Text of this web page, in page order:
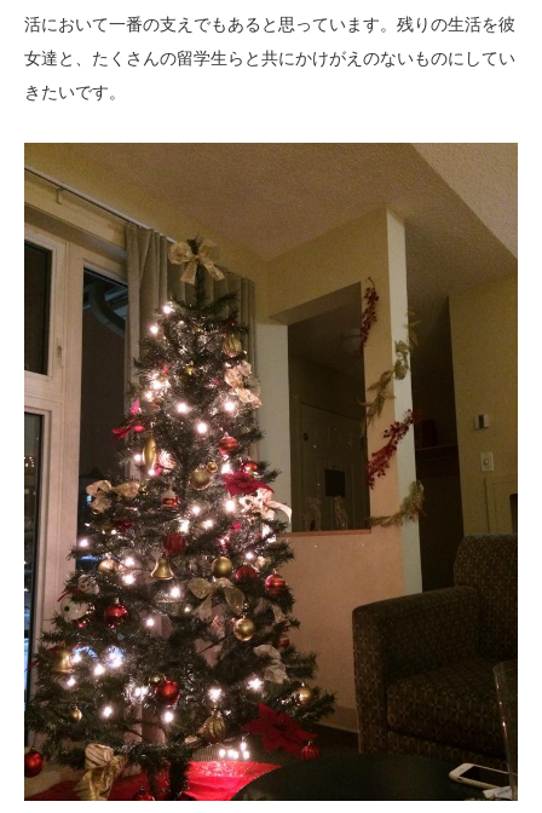
活において一番の支えでもあると思っています。残りの生活を彼
女達と、たくさんの留学生らと共にかけがえのないものにしてい
きたいです。